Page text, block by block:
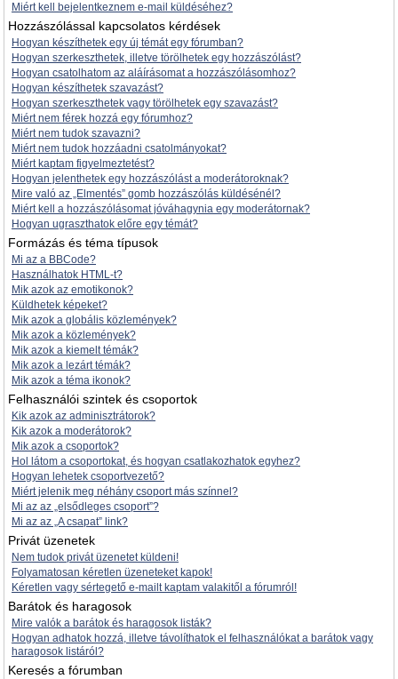
Miért kell bejelentkeznem e-mail küldéséhez?
Hozzászólással kapcsolatos kérdések
Hogyan készíthetek egy új témát egy fórumban?
Hogyan szerkeszthetek, illetve törölhetek egy hozzászólást?
Hogyan csatolhatom az aláírásomat a hozzászólásomhoz?
Hogyan készíthetek szavazást?
Hogyan szerkeszthetek vagy törölhetek egy szavazást?
Miért nem férek hozzá egy fórumhoz?
Miért nem tudok szavazni?
Miért nem tudok hozzáadni csatolmányokat?
Miért kaptam figyelmeztetést?
Hogyan jelenthetek egy hozzászólást a moderátoroknak?
Mire való az „Elmentés” gomb hozzászólás küldésénél?
Miért kell a hozzászólásomat jóváhagynia egy moderátornak?
Hogyan ugraszthatok előre egy témát?
Formázás és téma típusok
Mi az a BBCode?
Használhatok HTML-t?
Mik azok az emotikonok?
Küldhetek képeket?
Mik azok a globális közlemények?
Mik azok a közlemények?
Mik azok a kiemelt témák?
Mik azok a lezárt témák?
Mik azok a téma ikonok?
Felhasználói szintek és csoportok
Kik azok az adminisztrátorok?
Kik azok a moderátorok?
Mik azok a csoportok?
Hol látom a csoportokat, és hogyan csatlakozhatok egyhez?
Hogyan lehetek csoportvezető?
Miért jelenik meg néhány csoport más színnel?
Mi az az „elsődleges csoport”?
Mi az az „A csapat” link?
Privát üzenetek
Nem tudok privát üzenetet küldeni!
Folyamatosan kéretlen üzeneteket kapok!
Kéretlen vagy sértegető e-mailt kaptam valakitől a fórumról!
Barátok és haragosok
Mire valók a barátok és haragosok listák?
Hogyan adhatok hozzá, illetve távolíthatok el felhasználókat a barátok vagy
haragosok listáról?
Keresés a fórumban